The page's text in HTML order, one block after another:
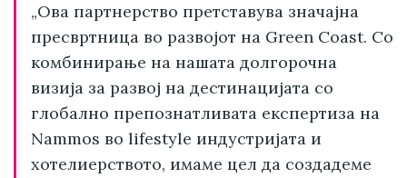
„Ова партнерство претставува значајна
пресвртница во развојот на Green Coast. Со
комбинирање на нашата долгорочна
визија за развој на дестинацијата со
глобално препознатливата експертиза на
Nammos во lifestyle индустријата и
хотелиерството, имаме цел да создадеме